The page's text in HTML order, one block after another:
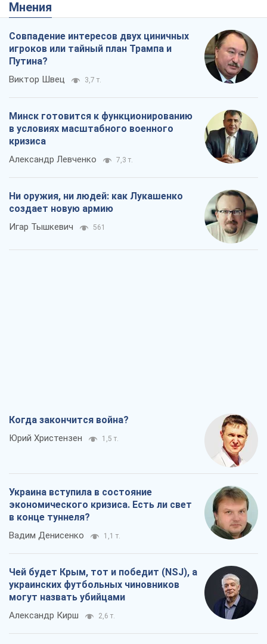
Мнения
Совпадение интересов двух циничных
игроков или тайный план Трампа и
Путина?
Виктор Швец 3,7 т.
Минск готовится к функционированию
в условиях масштабного военного
кризиса
Александр Левченко 7,3 т.
Ни оружия, ни людей: как Лукашенко
создает новую армию
Игар Тышкевич 561
Когда закончится война?
Юрий Христензен 1,5 т.
Украина вступила в состояние
экономического кризиса. Есть ли свет
в конце туннеля?
Вадим Денисенко 1,1 т.
Чей будет Крым, тот и победит (NSJ), а
украинских футбольных чиновников
могут назвать убийцами
Александр Кирш 2,6 т.